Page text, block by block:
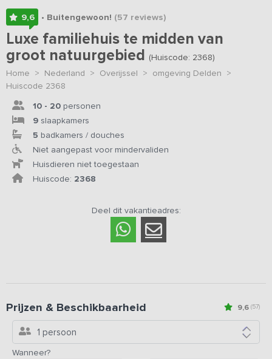
9,6 • Buitengewoon! (57 reviews)
Luxe familiehuis te midden van
groot natuurgebied (Huiscode: 2368)
Home > Nederland > Overijssel > omgeving Delden >
Huiscode 2368
10 - 20 personen
9 slaapkamers
5 badkamers / douches
Niet aangepast voor mindervaliden
Huisdieren niet toegestaan
Huiscode: 2368
Deel dit vakantieadres:
9,6 (57)
Prijzen & Beschikbaarheid
1 persoon
Wanneer?